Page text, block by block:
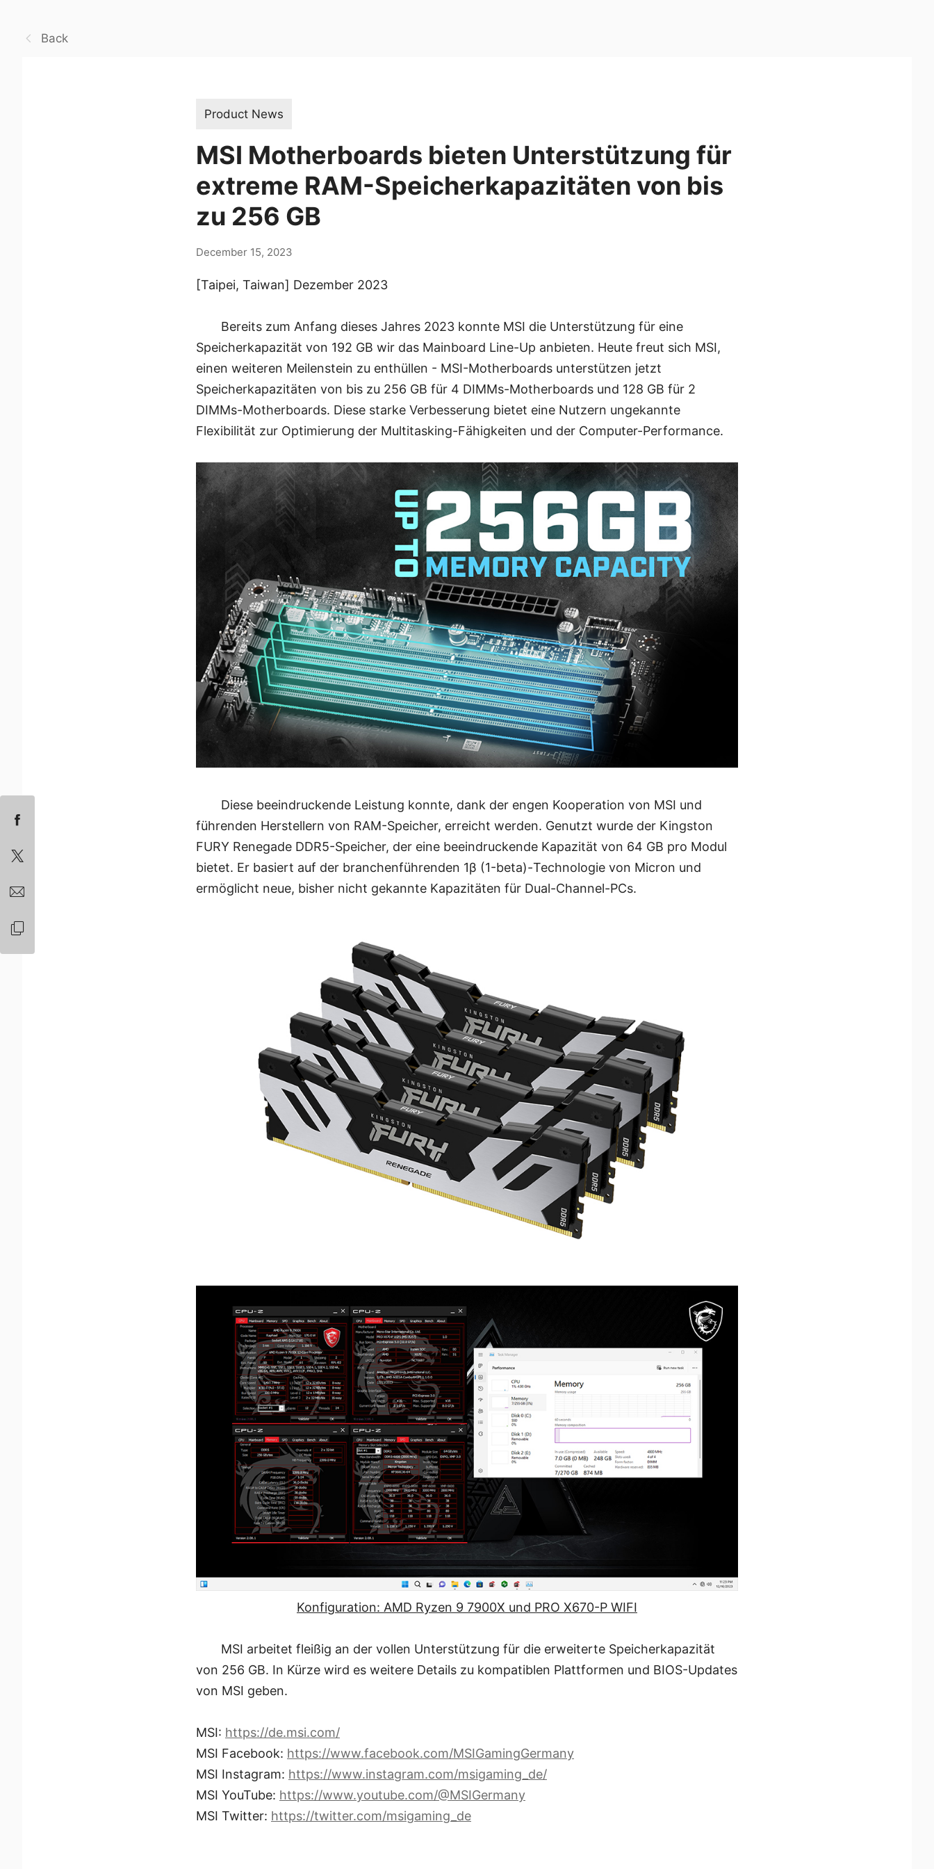
Back
Product News
MSI Motherboards bieten Unterstützung für
extreme RAM-Speicherkapazitäten von bis
zu 256 GB
December 15, 2023
[Taipei, Taiwan] Dezember 2023
Bereits zum Anfang dieses Jahres 2023 konnte MSI die Unterstützung für eine
Speicherkapazität von 192 GB wir das Mainboard Line-Up anbieten. Heute freut sich MSI,
einen weiteren Meilenstein zu enthüllen - MSI-Motherboards unterstützen jetzt
Speicherkapazitäten von bis zu 256 GB für 4 DIMMs-Motherboards und 128 GB für 2
DIMMs-Motherboards. Diese starke Verbesserung bietet eine Nutzern ungekannte
Flexibilität zur Optimierung der Multitasking-Fähigkeiten und der Computer-Performance.
Diese beeindruckende Leistung konnte, dank der engen Kooperation von MSI und
führenden Herstellern von RAM-Speicher, erreicht werden. Genutzt wurde der Kingston
FURY Renegade DDR5-Speicher, der eine beeindruckende Kapazität von 64 GB pro Modul
bietet. Er basiert auf der branchenführenden 1β (1-beta)-Technologie von Micron und
ermöglicht neue, bisher nicht gekannte Kapazitäten für Dual-Channel-PCs.
Konfiguration: AMD Ryzen 9 7900X und PRO X670-P WIFI
MSI arbeitet fleißig an der vollen Unterstützung für die erweiterte Speicherkapazität
von 256 GB. In Kürze wird es weitere Details zu kompatiblen Plattformen und BIOS-Updates
von MSI geben.
MSI: https://de.msi.com/
MSI Facebook: https://www.facebook.com/MSIGamingGermany
MSI Instagram: https://www.instagram.com/msigaming_de/
MSI YouTube: https://www.youtube.com/@MSIGermany
MSI Twitter: https://twitter.com/msigaming_de